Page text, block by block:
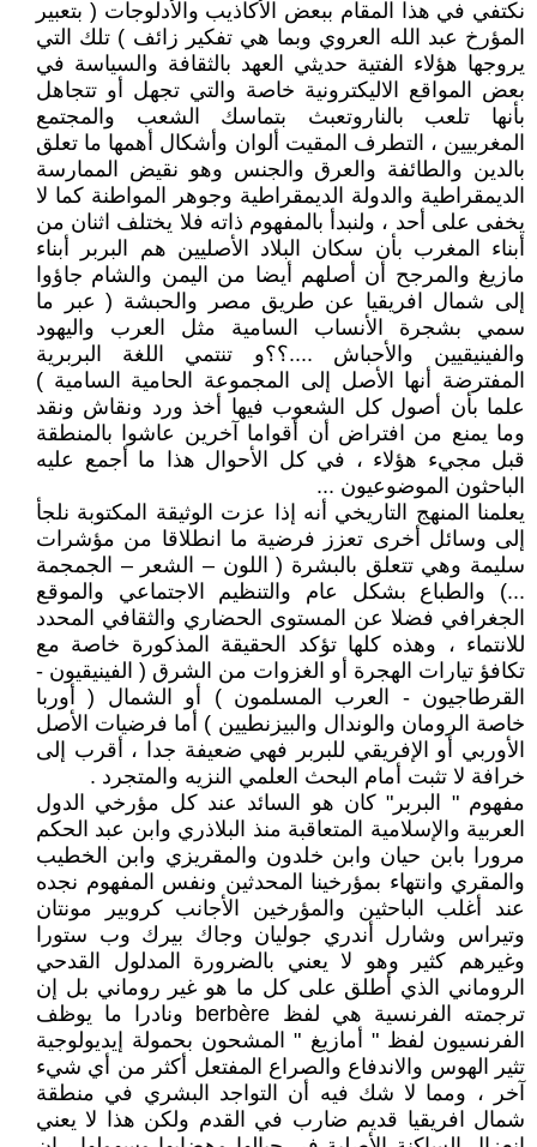
نكتفي في هذا المقام ببعض الأكاذيب والأدلوجات ( بتعبير
المؤرخ عبد الله العروي وبما هي تفكير زائف ) تلك التي
يروجها هؤلاء الفتية حديثي العهد بالثقافة والسياسة في
بعض المواقع الاليكترونية خاصة والتي تجهل أو تتجاهل
بأنها تلعب بالناروتعبث بتماسك الشعب والمجتمع
المغربيين ، التطرف المقيت ألوان وأشكال أهمها ما تعلق
بالدين والطائفة والعرق والجنس وهو نقيض الممارسة
الديمقراطية والدولة الديمقراطية وجوهر المواطنة كما لا
يخفى على أحد ، ولنبدأ بالمفهوم ذاته فلا يختلف اثنان من
أبناء المغرب بأن سكان البلاد الأصليين هم البربر أبناء
مازيغ والمرجح أن أصلهم أيضا من اليمن والشام جاؤوا
إلى شمال افريقيا عن طريق مصر والحبشة ( عبر ما
سمي بشجرة الأنساب السامية مثل العرب واليهود
والفينيقيين والأحباش ....؟؟و تنتمي اللغة البربرية
المفترضة أنها الأصل إلى المجموعة الحامية السامية )
علما بأن أصول كل الشعوب فيها أخذ ورد ونقاش ونقد
وما يمنع من افتراض أن أقواما آخرين عاشوا بالمنطقة
قبل مجيء هؤلاء ، في كل الأحوال هذا ما أجمع عليه
الباحثون الموضوعيون ...
يعلمنا المنهج التاريخي أنه إذا عزت الوثيقة المكتوبة نلجأ
إلى وسائل أخرى تعزز فرضية ما انطلاقا من مؤشرات
سليمة وهي تتعلق بالبشرة ( اللون – الشعر – الجمجمة
...) والطباع بشكل عام والتنظيم الاجتماعي والموقع
الجغرافي فضلا عن المستوى الحضاري والثقافي المحدد
للانتماء ، وهذه كلها تؤكد الحقيقة المذكورة خاصة مع
تكافؤ تيارات الهجرة أو الغزوات من الشرق ( الفينيقيون -
القرطاجيون - العرب المسلمون ) أو الشمال ( أوربا
خاصة الرومان والوندال والبيزنطيين ) أما فرضيات الأصل
الأوربي أو الإفريقي للبربر فهي ضعيفة جدا ، أقرب إلى
خرافة لا تثبت أمام البحث العلمي النزيه والمتجرد .
مفهوم " البربر" كان هو السائد عند كل مؤرخي الدول
العربية والإسلامية المتعاقبة منذ البلاذري وابن عبد الحكم
مرورا بابن حيان وابن خلدون والمقريزي وابن الخطيب
والمقري وانتهاء بمؤرخينا المحدثين ونفس المفهوم نجده
عند أغلب الباحثين والمؤرخين الأجانب كروبير مونتان
وتيراس وشارل أندري جوليان وجاك بيرك وب ستورا
وغيرهم كثير وهو لا يعني بالضرورة المدلول القدحي
الروماني الذي أطلق على كل ما هو غير روماني بل إن
ترجمته الفرنسية هي لفظ berbère ونادرا ما يوظف
الفرنسيون لفظ " أمازيغ " المشحون بحمولة إيديولوجية
تثير الهوس والاندفاع والصراع المفتعل أكثر من أي شيء
آخر ، ومما لا شك فيه أن التواجد البشري في منطقة
شمال افريقيا قديم ضارب في القدم ولكن هذا لا يعني